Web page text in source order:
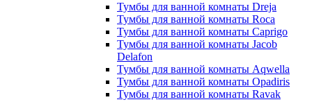
Тумбы для ванной комнаты Dreja
Тумбы для ванной комнаты Roca
Тумбы для ванной комнаты Caprigo
Тумбы для ванной комнаты Jacob
Delafon
Тумбы для ванной комнаты Aqwella
Тумбы для ванной комнаты Opadiris
Тумбы для ванной комнаты Ravak